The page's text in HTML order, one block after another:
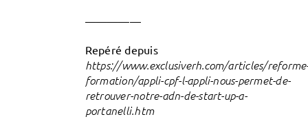
—————
Repéré depuis
https://www.exclusiverh.com/articles/
formation/appli-cpf-l-appli-nous-permet-de-
retrouver-notre-adn-de-start-up-a-
portanelli.htm